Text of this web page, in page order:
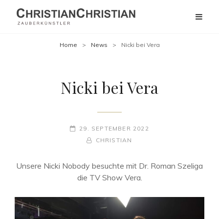
Home > News > Nicki bei Vera
Nicki bei Vera
POSTED-
29. SEPTEMBER 2022
BY
BYLINE
CHRISTIAN
Unsere Nicki Nobody besuchte mit Dr. Roman Szeliga
die TV Show Vera.